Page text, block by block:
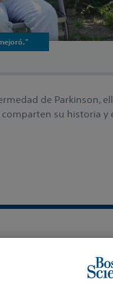
de Parkinson,
su historia y